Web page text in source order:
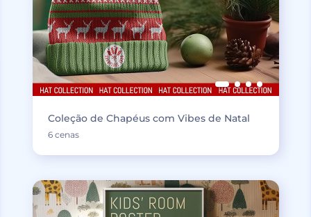
Coleção de Chapéus com Vibes de Natal
6 cenas